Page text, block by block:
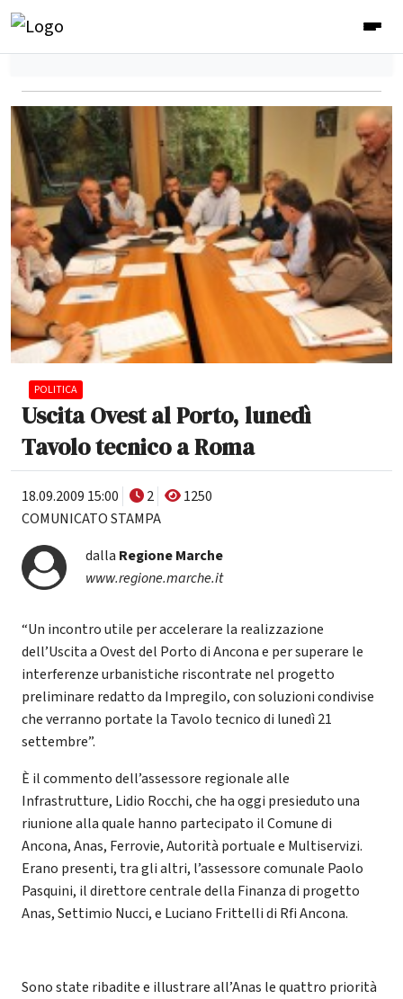
POLITICA
Uscita Ovest al Porto, lunedì
Tavolo tecnico a Roma
18.09.2009 15:00 2
1250
COMUNICATO STAMPA
dalla Regione Marche
www.regione.marche.it
“Un incontro utile per accelerare la realizzazione
dell’Uscita a Ovest del Porto di Ancona e per superare le
interferenze urbanistiche riscontrate nel progetto
preliminare redatto da Impregilo, con soluzioni condivise
che verranno portate la Tavolo tecnico di lunedì 21
settembre”.
È il commento dell’assessore regionale alle
Infrastrutture, Lidio Rocchi, che ha oggi presieduto una
riunione alla quale hanno partecipato il Comune di
Ancona, Anas, Ferrovie, Autorità portuale e Multiservizi.
Erano presenti, tra gli altri, l’assessore comunale Paolo
Pasquini, il direttore centrale della Finanza di progetto
Anas, Settimio Nucci, e Luciano Frittelli di Rfi Ancona.
Sono state ribadite e illustrare all’Anas le quattro priorità